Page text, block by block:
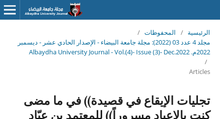
الرئيسية / المحفوظات /
مجلد 4 عدد 03 (2022): مجلة جامعة البيضاء - الإصدار الحادي عشر - ديسمبر
2022م. Albaydha University Journal - Vol.(4)- Issue (3)- Dec.2022
/
Articles
تجليات الإيقاع في قصيدة)) في ما مضى
كنت بالإعياد مسروراً)) للمعتمد بن عبّاد